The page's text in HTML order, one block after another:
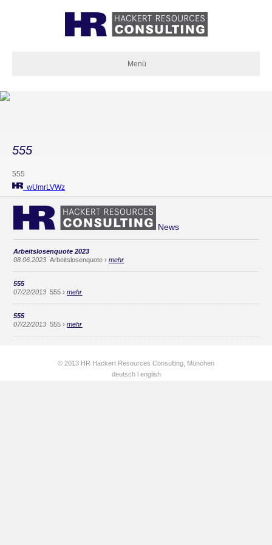
Menü
555
555
wUmrLVWz
News
Arbeitslosenquote 2023
08.06.2023 Arbeitslosenquote ›mehr
555
07/22/2013 555 ›mehr
555
07/22/2013 555 ›mehr
© 2013 HR Hackert Resources Consulting, München
deutsch l english